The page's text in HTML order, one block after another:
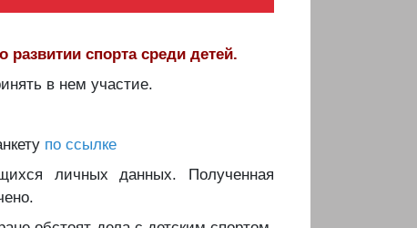
спорта среди детей.
в нем участие.
по ссылке
личных данных. Полученная